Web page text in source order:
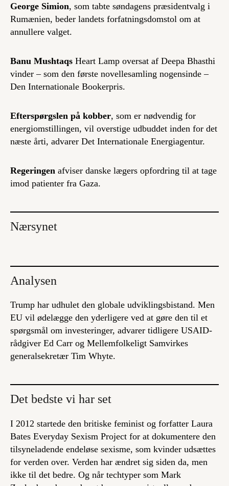
George Simion, som tabte søndagens præsidentvalg i
Rumænien, beder landets forfatningsdomstol om at
annullere valget.
Banu Mushtaqs Heart Lamp oversat af Deepa Bhasthi
vinder – som den første novellesamling nogensinde –
Den Internationale Bookerpris.
Efterspørgslen på kobber, som er nødvendig for
energiomstillingen, vil overstige udbuddet inden for det
næste årti, advarer Det Internationale Energiagentur.
Regeringen afviser danske lægers opfordring til at tage
imod patienter fra Gaza.
Nærsynet
Analysen
Trump har udhulet den globale udviklingsbistand. Men
EU vil ødelægge den yderligere ved at gøre den til et
spørgsmål om investeringer, advarer tidligere USAID-
rådgiver Ed Carr og Mellemfolkeligt Samvirkes
generalsekretær Tim Whyte.
Det bedste vi har set
I 2012 startede den britiske feminist og forfatter Laura
Bates Everyday Sexism Project for at dokumentere den
tilsyneladende endeløse sexisme, som kvinder udsættes
for verden over. Verden har ændret sig siden da, men
ikke til det bedre. Og når techtyper som Mark